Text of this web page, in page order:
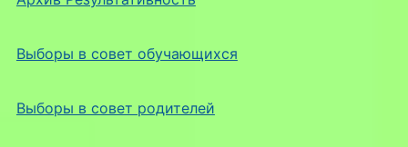
Выборы в совет обучающихся
Выборы в совет родителей